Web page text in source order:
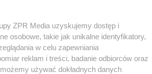
ZPR Media uzyskujemy dostęp i
osobowe, takie jak unikalne identyfikatory,
w celu zapewniania
reklam i treści, badanie odbiorców oraz
używać dokładnych danych